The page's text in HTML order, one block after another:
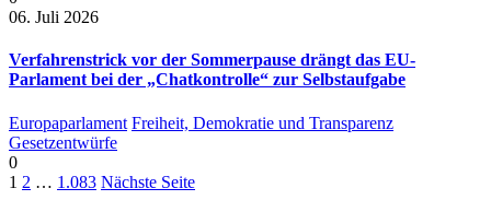
06. Juli 2026
Verfahrenstrick vor der Sommerpause drängt das EU-
Parlament bei der „Chatkontrolle“ zur Selbstaufgabe
Europaparlament Freiheit, Demokratie und Transparenz
Gesetzentwürfe
0
1 2 … 1.083 Nächste Seite